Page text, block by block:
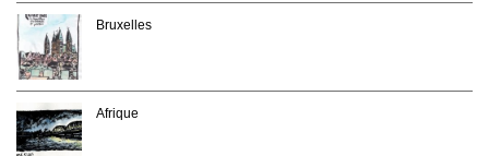
Bruxelles
Afrique